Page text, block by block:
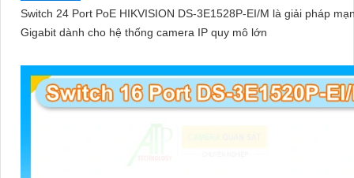
Switch 24 Port PoE HIKVISION DS-3E1528P-EI/M là giải pháp
Gigabit dành cho hệ thống camera IP quy mô lớn